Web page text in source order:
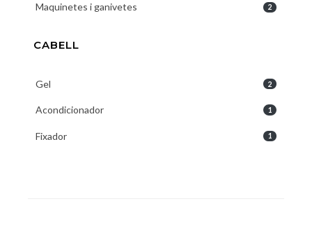
Maquinetes i ganivetes 2
CABELL
Gel 2
Acondicionador 1
Fixador 1